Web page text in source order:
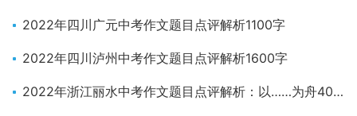
2022年四川广元中考作文题目点评解析1100字
2022年四川泸州中考作文题目点评解析1600字
2022年浙江丽水中考作文题目点评解析：以……为舟400字